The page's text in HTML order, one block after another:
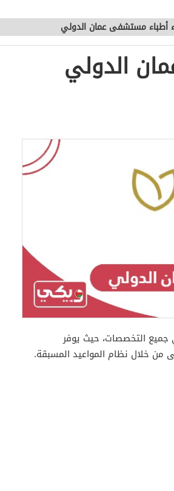
أطباء مستشفى عمان الدولي
الدولي
التخصصات، حيث يوفر
خلال نظام المواعيد المسبقة.